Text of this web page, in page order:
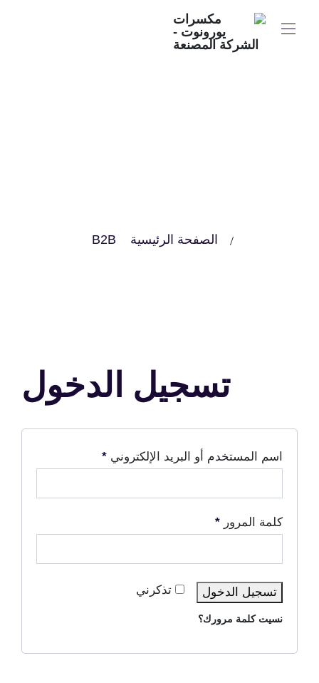
الصفحة الرئيسية B2B
تسجيل الدخول
اسم المستخدم أو البريد الإلكتروني *
كلمة المرور *
تذكرني تسجيل الدخول
نسيت كلمة مرورك؟